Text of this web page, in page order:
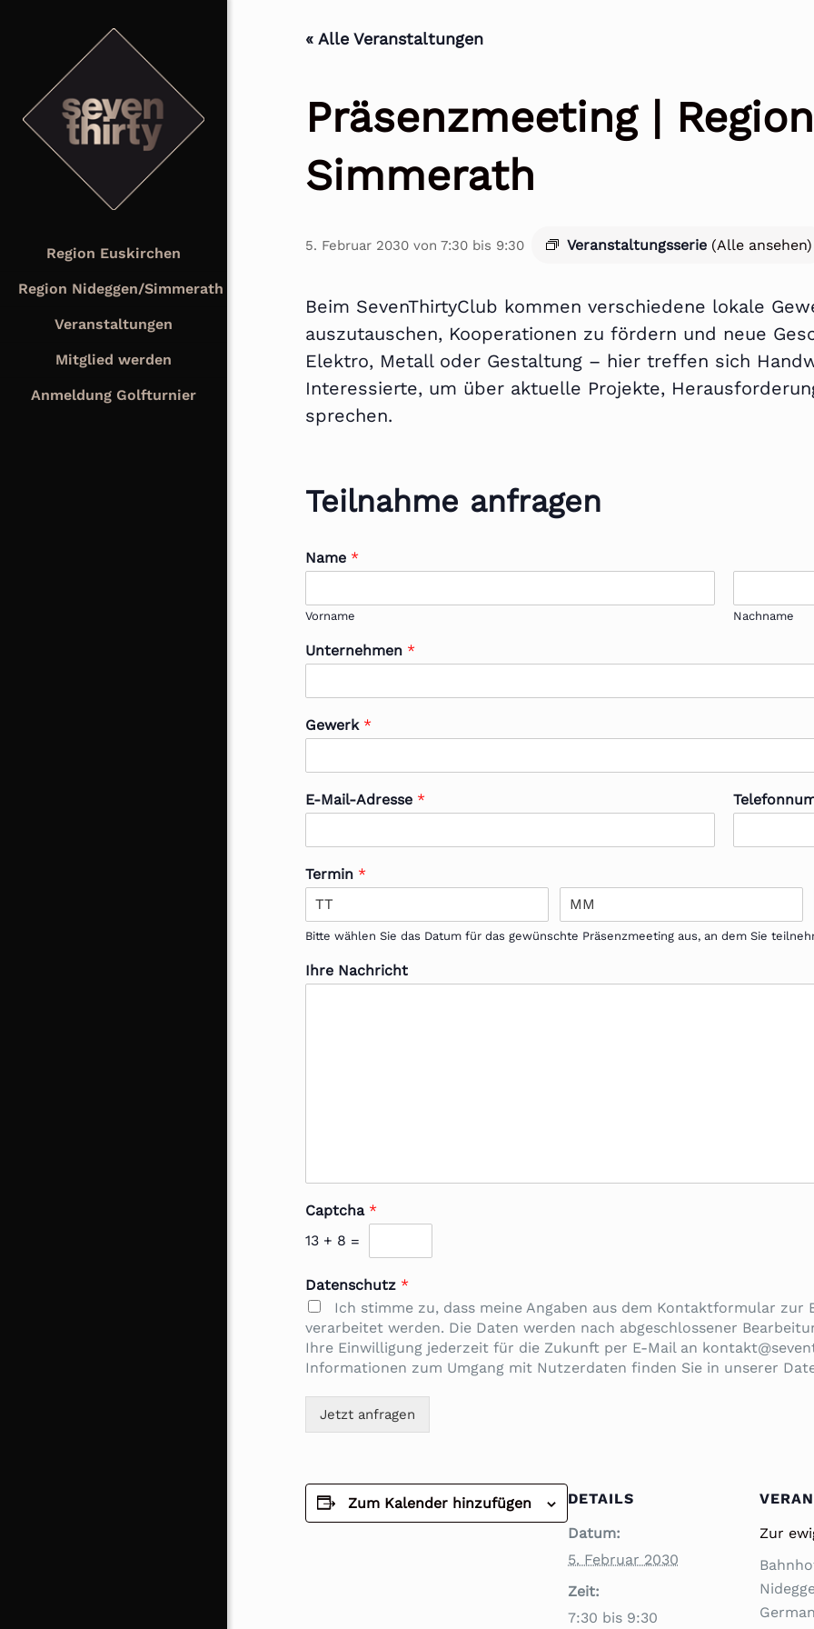
Region Euskirchen
Region Nideggen/Simmerath
Veranstaltungen
Mitglied werden
Anmeldung Golfturnier
« Alle Veranstaltungen
Präsenzmeeting |
Simmerath
5. Februar 2030 von 7:30 bis 9:30 Veranstaltungsserie (Alle ansehen)
Beim SevenThirtyClub kommen verschiedene lokale
auszutauschen, Kooperationen zu fördern und neue
Elektro, Metall oder Gestaltung – hier treffen sich
Interessierte, um über aktuelle Projekte,
sprechen.
Teilnahme anfragen
Name *
Vorname Nachname
Unternehmen *
Gewerk *
E-Mail-Adresse *
Termin *
Bitte wählen Sie das Datum für das gewünschte Präsenzmeeting aus, an dem Sie
Ihre Nachricht
Captcha *
13 + 8 =
Datenschutz *
Ich stimme zu, dass meine Angaben aus dem Kontaktformular
verarbeitet werden. Die Daten werden nach abgeschlossener
Ihre Einwilligung jederzeit für die Zukunft per E-Mail an
Informationen zum Umgang mit Nutzerdaten finden Sie in unserer
Jetzt anfragen
Zum Kalender hinzufügen
DETAILS
Datum:
5. Februar 2030
Zeit:
7:30 bis 9:30
Zur